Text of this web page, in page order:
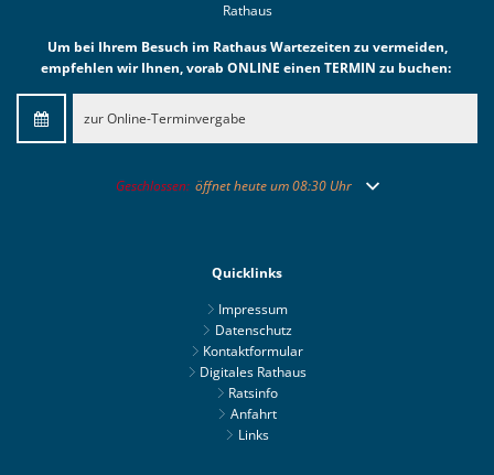
Rathaus
Um bei Ihrem Besuch im Rathaus Wartezeiten zu vermeiden,
empfehlen wir Ihnen, vorab ONLINE einen TERMIN zu buchen:
zur Online-Terminvergabe
Klicken, um weitere Öffnungs- oder Schließzeiten
Geschlossen: öffnet heute um 08:30 Uhr
Quicklinks
Impressum
Datenschutz
Kontaktformular
Digitales Rathaus
Ratsinfo
Anfahrt
Links